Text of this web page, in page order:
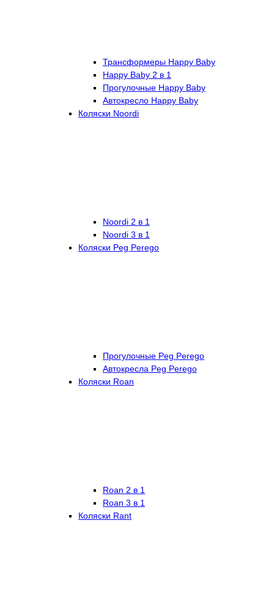
Трансформеры Happy Baby
Happy Baby 2 в 1
Прогулочные Happy Baby
Автокресло Happy Baby
Коляски Noordi
Noordi 2 в 1
Noordi 3 в 1
Коляски Peg Perego
Прогулочные Peg Perego
Автокресла Peg Perego
Коляски Roan
Roan 2 в 1
Roan 3 в 1
Коляски Rant